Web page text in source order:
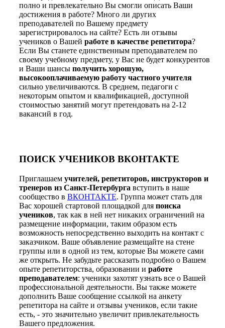
полно и превлекательно Вы смогли описать Ваши
достижения в работе? Много ли других
преподавателей по Вашему предмету
зарегистрировалось на сайте? Есть ли отзывы
учеников о Вашей работе в качестве репетитора?
Если Вы станете единственным преподавателем по
своему учебному предмету, у Вас не будет конкурентов
и Ваши шансы получить хорошую,
высокооплачиваемую работу частного учителя
сильно увеличиваются. В среднем, педагоги с
некоторым опытом и квалификацией, доступной
стоимостью занятий могут претендовать на 2-12
вакансий в год.
ПОИСК УЧЕНИКОВ ВКОНТАКТЕ
Приглашаем учителей, репетиторов, инструкторов и
тренеров из Санкт-Петербурга вступить в наше
сообщество в ВКОНТАКТЕ. Группа может стать для
Вас хорошей стартовой площадкой для поиска
учеников, так как в ней нет никаких ограничений на
размещение информации, таким образом есть
возможность непосредственно выходить на контакт с
заказчиком. Ваше объявление размещайте на стене
группы или в одной из тем, которые Вы можете сами
же открыть. Не забудьте рассказать подробно о Вашем
опыте репетиторства, образовании и работе
преподавателем: ученики захотят узнать все о Вашей
профессиональной деятельности. Вы также можете
дополнить Ваше сообщение ссылкой на анкету
репетитора на сайте и отзывы учеников, если такие
есть, - это значительно увеличит привлекательность
Вашего предложения.